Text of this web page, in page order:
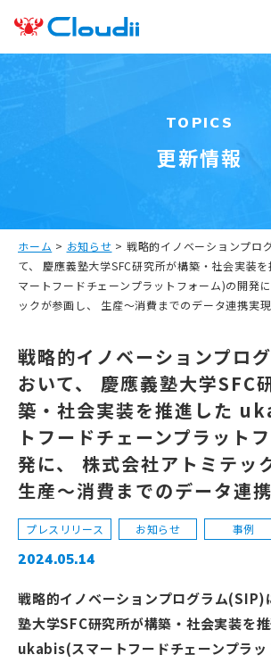
TOPICS
更新情報
ホーム > お知らせ > 戦略的イノベーションプロ
て、 慶應義塾大学SFC研究所が構築・社会実装
マートフードチェーンプラットフォーム)の開発
ックが参画し、 生産～消費までのデータ連携実
戦略的イノベーションプロ
おいて、 慶應義塾大学SFC
築・社会実装を推進した
トフードチェーンプラット
発に、 株式会社アトミテッ
生産～消費までのデータ連
プレスリリース お知らせ 事例
2024.05.14
戦略的イノベーションプログラム(SIP)
塾大学SFC研究所が構築・社会実装を
ukabis(スマートフードチェーンプラ